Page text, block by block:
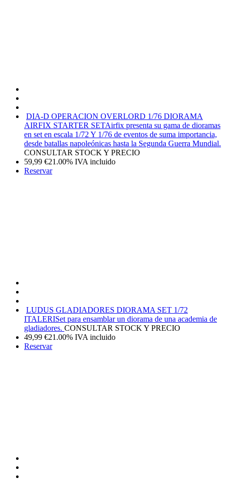
DIA-D OPERACION OVERLORD 1/76 DIORAMA
AIRFIX STARTER SETAirfix presenta su gama de dioramas
en set en escala 1/72 Y 1/76 de eventos de suma importancia,
desde batallas napoleónicas hasta la Segunda Guerra Mundial.
CONSULTAR STOCK Y PRECIO
59,99 €21.00% IVA incluido
Reservar
LUDUS GLADIADORES DIORAMA SET 1/72
ITALERISet para ensamblar un diorama de una academia de
gladiadores. CONSULTAR STOCK Y PRECIO
49,99 €21.00% IVA incluido
Reservar